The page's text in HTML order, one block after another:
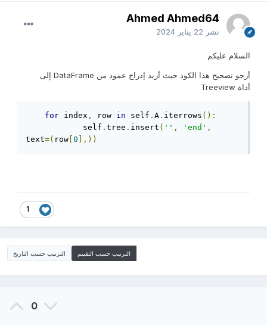
Ahmed Ahmed64
نشر 22 يناير 2024
السلام عليكم
أرجو تصحيح هذا الكود حيث أريد إدراج عمود من DataFrame إلى
أداة Treeview
for index row in self .A .iterrows ():
            self
.tree .insert ( '' 'end'
text=(row [0 ],))
الترتيب حسب التقييم الترتيب حسب التاريخ
0